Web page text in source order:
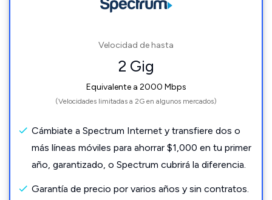
Velocidad de hasta
2 Gig
Equivalente a 2000 Mbps
(Velocidades limitadas a 2G en algunos mercados)
Cámbiate a Spectrum Internet y transfiere dos o
más líneas móviles para ahorrar $1,000 en tu primer
año, garantizado, o Spectrum cubrirá la diferencia.
Garantía de precio por varios años y sin contratos.